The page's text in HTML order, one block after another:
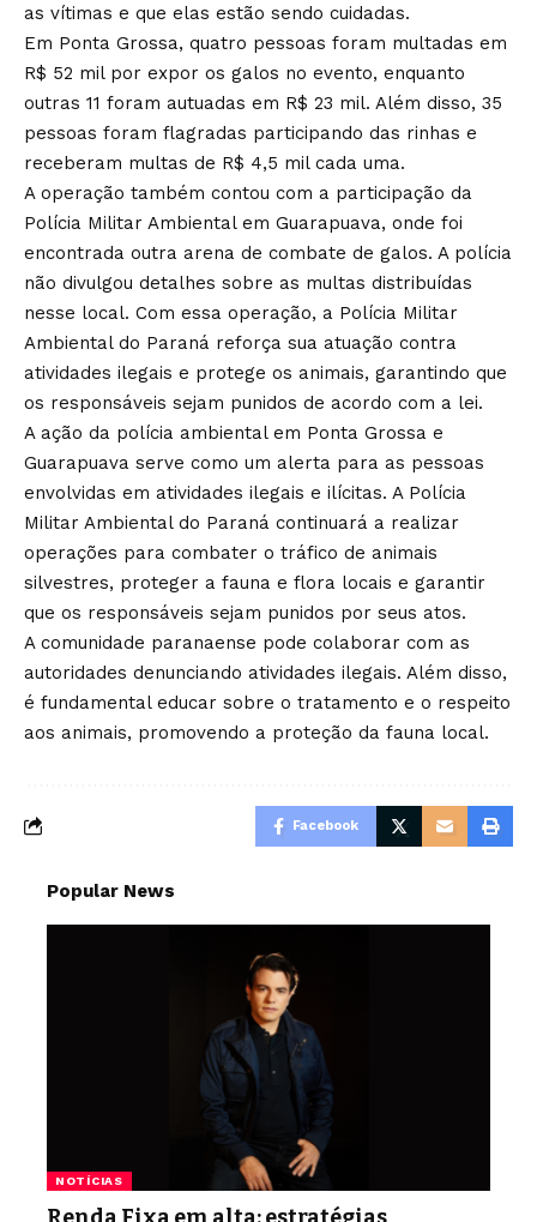
as vítimas e que elas estão sendo cuidadas.
Em Ponta Grossa, quatro pessoas foram multadas em
R$ 52 mil por expor os galos no evento, enquanto
outras 11 foram autuadas em R$ 23 mil. Além disso, 35
pessoas foram flagradas participando das rinhas e
receberam multas de R$ 4,5 mil cada uma.
A operação também contou com a participação da
Polícia Militar Ambiental em Guarapuava, onde foi
encontrada outra arena de combate de galos. A polícia
não divulgou detalhes sobre as multas distribuídas
nesse local. Com essa operação, a Polícia Militar
Ambiental do Paraná reforça sua atuação contra
atividades ilegais e protege os animais, garantindo que
os responsáveis sejam punidos de acordo com a lei.
A ação da polícia ambiental em Ponta Grossa e
Guarapuava serve como um alerta para as pessoas
envolvidas em atividades ilegais e ilícitas. A Polícia
Militar Ambiental do Paraná continuará a realizar
operações para combater o tráfico de animais
silvestres, proteger a fauna e flora locais e garantir
que os responsáveis sejam punidos por seus atos.
A comunidade paranaense pode colaborar com as
autoridades denunciando atividades ilegais. Além disso,
é fundamental educar sobre o tratamento e o respeito
aos animais, promovendo a proteção da fauna local.
Facebook
Popular News
NOTÍCIAS